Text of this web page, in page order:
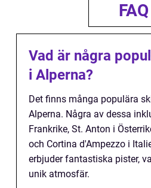
FAQ
Vad är några
i Alperna?
Det finns många populära
Alperna. Några av dessa
Frankrike, St. Anton i
och Cortina d'Ampezzo i
erbjuder fantastiska pister,
unik atmosfär.